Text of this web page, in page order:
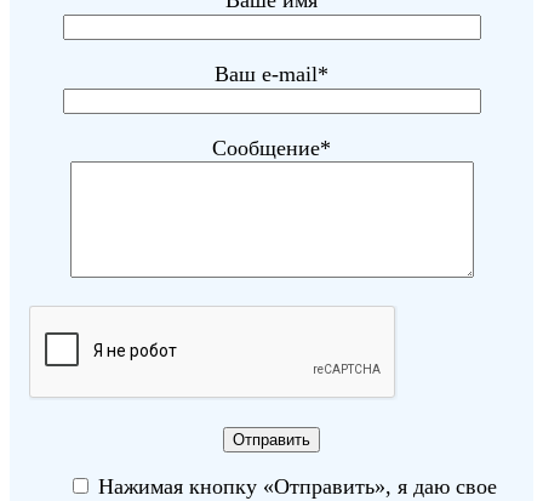
Ваш e-mail*
Сообщение*
Нажимая кнопку «Отправить», я даю свое